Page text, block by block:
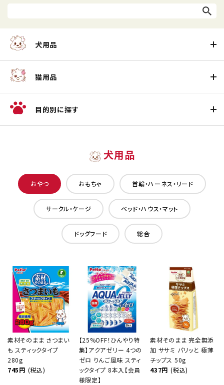
犬用品
猫用品
目的別に探す
犬用品
おやつ おもちゃ 首輪・ハーネス・リード
サークル・ケージ ベッド・ハウス・マット
ドッグフード 総合
素材そのまま さつまい
も スティックタイプ
280g
745円 (税込)
【25%OFF！ひんやり特
集】アクアゼリー 4つの
ゼロ りんご風味 スティ
ックタイプ 8本入【会員
様限定】
素材そのまま 完全無添
加 ササミ パリッと 極薄
チップス 50g
437円 (税込)